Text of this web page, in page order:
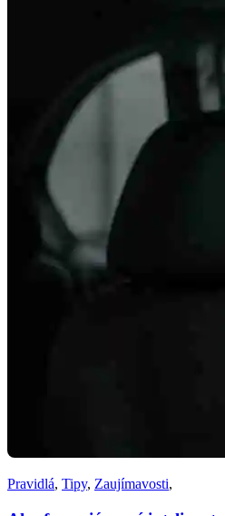
Pravidlá, Tipy, Zaujímavosti,